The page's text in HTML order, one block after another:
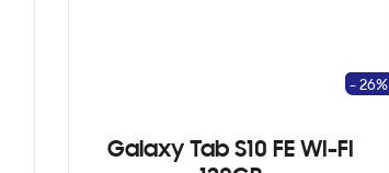
Galaxy Tab S10 FE WI-FI
- 26%